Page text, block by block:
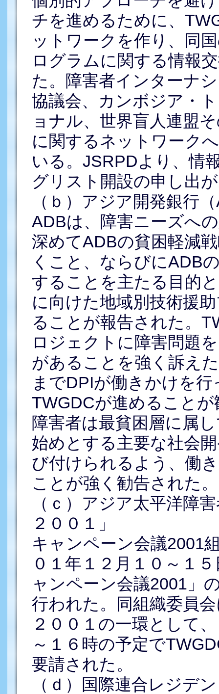
チを進めるために、
ットワークを作り、同
ログラムに関する情報
た。障害者インターナ
協議会、カンボジア・
ョナル、世界盲人連盟
に関するネットワーク
いる。JSRPDより、情
グリスト開設の申し出
（ｂ）アジア開発銀行
ADBは、障害ニーズへ
深めてADBの貧困軽減
くこと、ならびにADB
することを主たる目的
に向けた地域別技術援
ることが報告された。
ロジェクトに障害問題
があることを強く訴え
までDPIが働きかけを
TWGDCが進めること
障害者は最貧困層に属
始めとする主要な社会
び付けられるよう、働
ことが強く勧告された。
（ｃ）アジア太平洋障
２００１」
キャンペーン会議2001
０１年１２月１０～１
ャンペーン会議2001」
行われた。同組織委員
２００１の一環として
～１６時の予定で
要請された。
（ｄ）国際連合レジデ